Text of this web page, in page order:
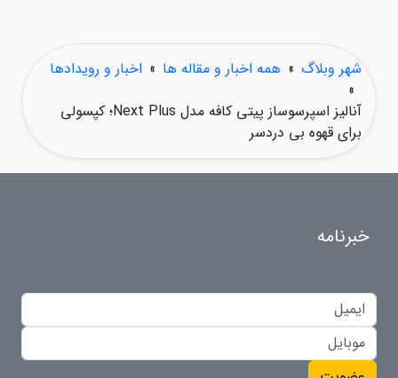
شهر وبلاگ » همه اخبار و مقاله ها » اخبار و رویدادها
»
آنالیز اسپرسوساز پیتی کافه مدل Next Plus؛ کپسولی
برای قهوه بی دردسر
خبرنامه